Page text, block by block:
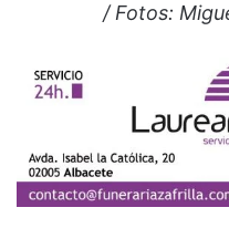
/ Fotos: